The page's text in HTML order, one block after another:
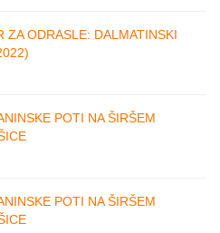
ZA ODRASLE: DALMATINSKI
POTI NA ŠIRŠEM
POTI NA ŠIRŠEM